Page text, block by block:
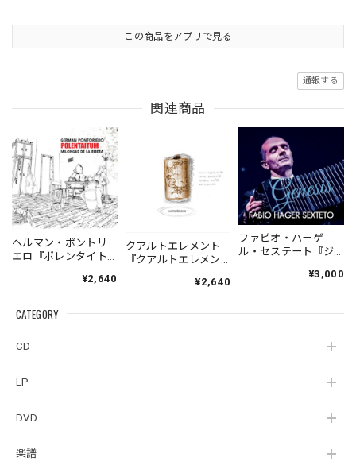
CATEGORY
CD
LP
DVD
楽譜
この商品をアプリで見る
通報する
関連商品
ヘルマン・ポントリ
エロ『ポレンタイト
Pontoriero『POLENT
la Ribera』
¥2,640
クアルトエレメント
『クアルトエレメン
Cuartoelemento『Cu
（007RECORDS-27）
¥2,640
ファビオ・ハーゲ
ル・セステート『ジ
¥3,000